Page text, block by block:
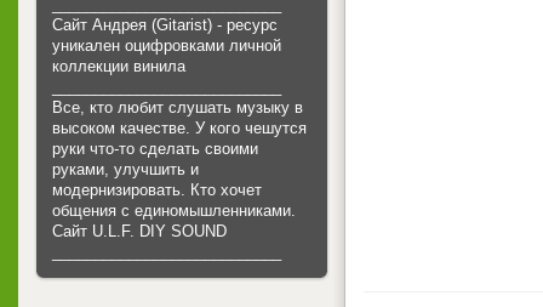
Сайт Андрея (Gitarist) - ресурс
уникален оцифровками личной
коллекции винила
Все, кто любит слушать музыку в
высоком качестве. У кого чешутся
руки что-то сделать своими
руками, улучшить и
модернизировать. Кто хочет
общения с единомышленниками.
Cайт U.L.F. DIY SOUND